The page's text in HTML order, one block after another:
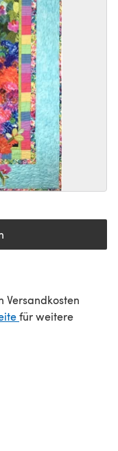
in einem neuen
Versandkosten
(öffnet sich in
für weitere